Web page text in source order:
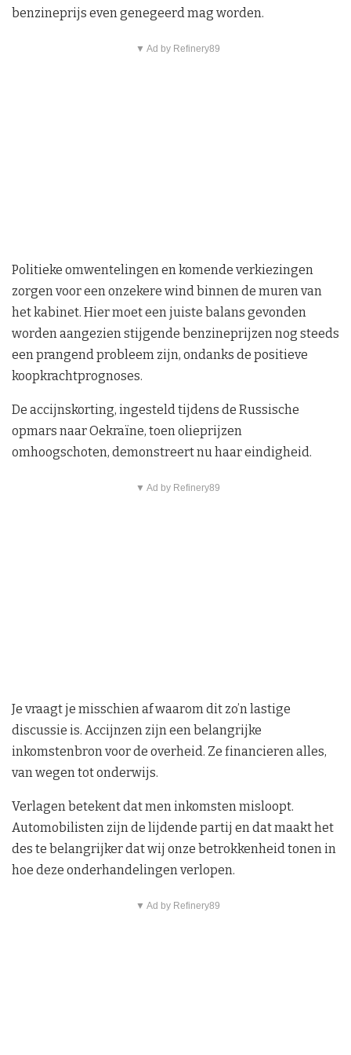
benzineprijs even genegeerd mag worden.
▼ Ad by Refinery89
Politieke omwentelingen en komende verkiezingen
zorgen voor een onzekere wind binnen de muren van
het kabinet. Hier moet een juiste balans gevonden
worden aangezien stijgende benzineprijzen nog steeds
een prangend probleem zijn, ondanks de positieve
koopkrachtprognoses.
De accijnskorting, ingesteld tijdens de Russische
opmars naar Oekraïne, toen olieprijzen
omhoogschoten, demonstreert nu haar eindigheid.
▼ Ad by Refinery89
Je vraagt je misschien af waarom dit zo’n lastige
discussie is. Accijnzen zijn een belangrijke
inkomstenbron voor de overheid. Ze financieren alles,
van wegen tot onderwijs.
Verlagen betekent dat men inkomsten misloopt.
Automobilisten zijn de lijdende partij en dat maakt het
des te belangrijker dat wij onze betrokkenheid tonen in
hoe deze onderhandelingen verlopen.
▼ Ad by Refinery89